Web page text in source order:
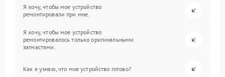
Я хочу, чтобы мое устройство
ремонтировали при мне.
Я хочу, чтобы мое устройство
ремонтировалось только оригинальными
запчастями.
Как я узнаю, что мое устройство готово?